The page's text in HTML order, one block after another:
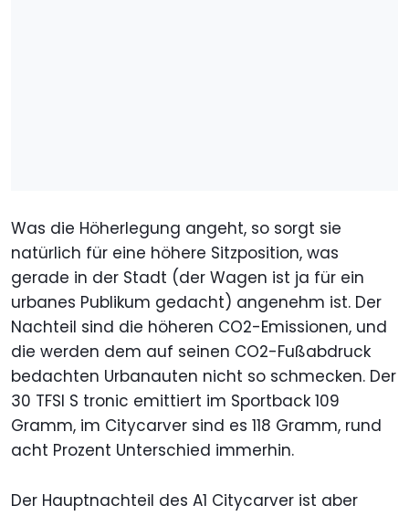
Was die Höherlegung angeht, so sorgt sie
natürlich für eine höhere Sitzposition, was
gerade in der Stadt (der Wagen ist ja für ein
urbanes Publikum gedacht) angenehm ist. Der
Nachteil sind die höheren CO2-Emissionen, und
die werden dem auf seinen CO2-Fußabdruck
bedachten Urbanauten nicht so schmecken. Der
30 TFSI S tronic emittiert im Sportback 109
Gramm, im Citycarver sind es 118 Gramm, rund
acht Prozent Unterschied immerhin.
Der Hauptnachteil des A1 Citycarver ist aber